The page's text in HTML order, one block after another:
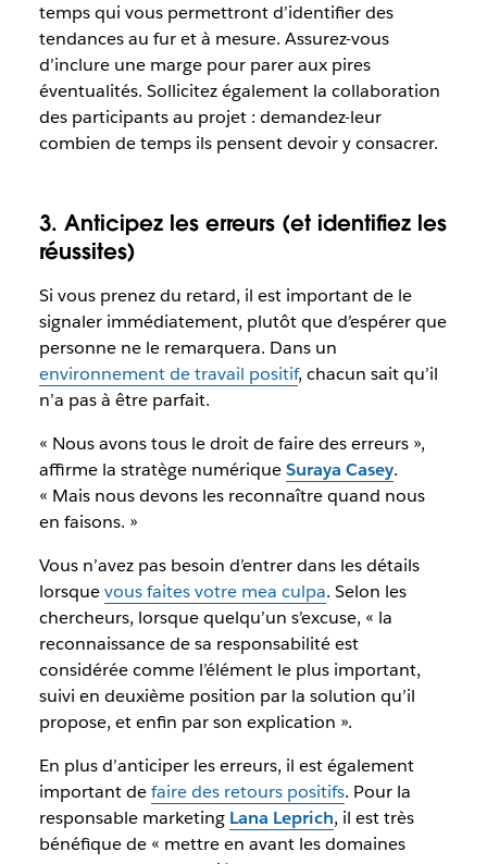
temps qui vous permettront d’identifier des
tendances au fur et à mesure. Assurez-vous
d’inclure une marge pour parer aux pires
éventualités. Sollicitez également la collaboration
des participants au projet : demandez-leur
combien de temps ils pensent devoir y consacrer.
3. Anticipez les erreurs (et identifiez les
réussites)
Si vous prenez du retard, il est important de le
signaler immédiatement, plutôt que d’espérer que
personne ne le remarquera. Dans un
environnement de travail positif, chacun sait qu’il
n’a pas à être parfait.
« Nous avons tous le droit de faire des erreurs »,
affirme la stratège numériqueSuraya Casey.
« Mais nous devons les reconnaître quand nous
en faisons. »
Vous n’avez pas besoin d’entrer dans les détails
lorsquevous faites votre mea culpa. Selon les
chercheurs, lorsque quelqu’un s’excuse, « la
reconnaissance de sa responsabilité est
considérée comme l’élément le plus important,
suivi en deuxième position par la solution qu’il
propose, et enfin par son explication ».
En plus d’anticiper les erreurs, il est également
important defaire des retours positifs. Pour la
responsable marketing Lana Leprich, il est très
bénéfique de « mettre en avant les domaines